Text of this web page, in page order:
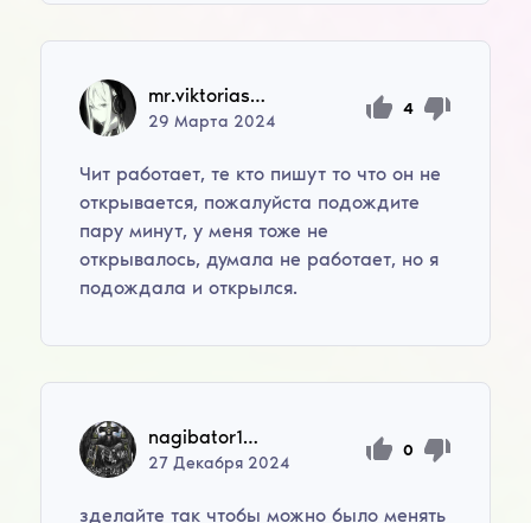
mr.viktoriasource
29Марта 2024
4
Чит работает, те кто пишут то что он не
открывается, пожалуйста подождите
пару минут, у меня тоже не
открывалось, думала не работает, но я
подождала и открылся.
nagibator1337
27Декабря 2024
0
зделайте так чтобы можно было менять